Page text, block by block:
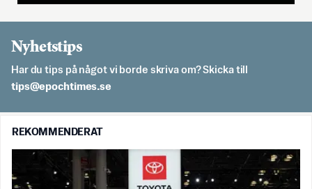
Nyhetstips
Har du tips på något vi borde skriva om? Skicka till
es.semithcope@spit
REKOMMENDERAT